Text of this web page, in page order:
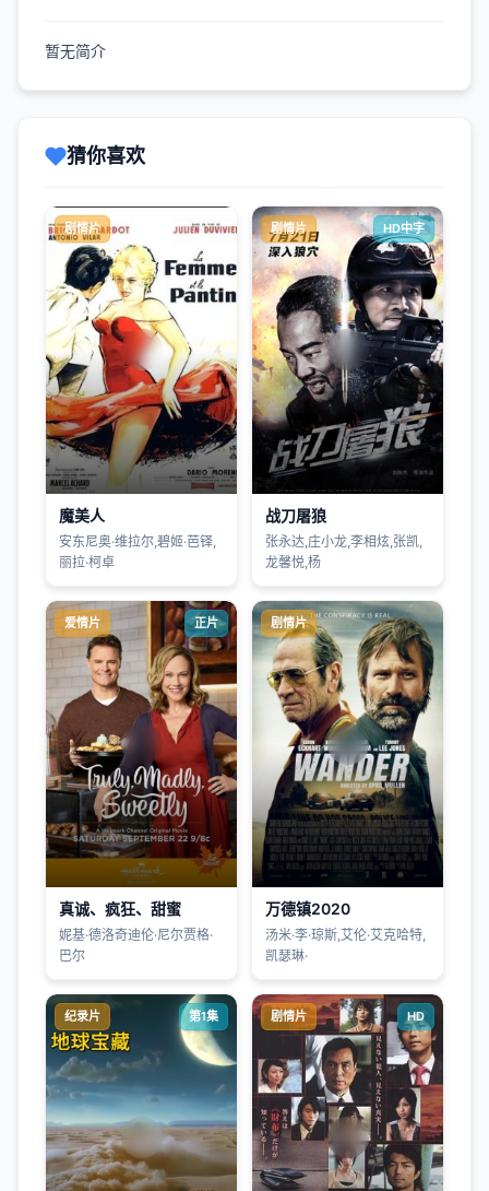
暂无简介
猜你喜欢
剧情片
魔美人
安东尼奥·维拉尔,碧姬·芭铎,
丽拉·柯卓
剧情片 HD中字
战刀屠狼
张永达,庄小龙,李相炫,张凯,
龙馨悦,杨
爱情片 正片
真诚、疯狂、甜蜜
妮基·德洛奇迪伦·尼尔贾格·
巴尔
剧情片
万德镇2020
汤米·李·琼斯,艾伦·艾克哈特,
凯瑟琳·
纪录片 第1集 剧情片 HD